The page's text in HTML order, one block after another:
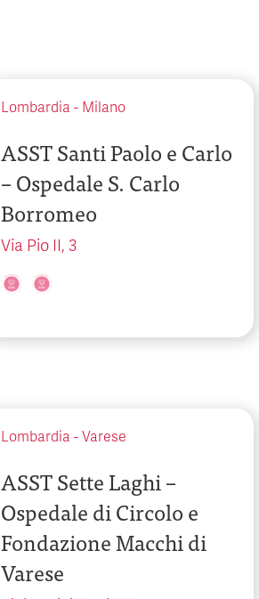
Lombardia - Milano
ASST Santi Paolo e Carlo
– Ospedale S. Carlo
Borromeo
Via Pio II, 3
Lombardia - Varese
ASST Sette Laghi –
Ospedale di Circolo e
Fondazione Macchi di
Varese